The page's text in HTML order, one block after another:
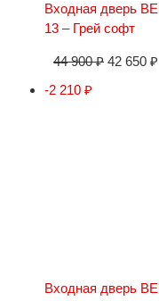
Входная дверь
13 – Грей софт
44 900₽ 42 650 ₽
-2 210 ₽
Входная дверь